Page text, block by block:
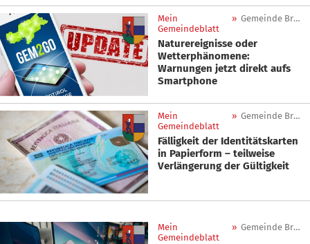
Mein
Gemeindeblatt
» Gemeinde Brenner
Naturereignisse oder
Wetterphänomene:
Warnungen jetzt direkt aufs
Smartphone
Mein
Gemeindeblatt
» Gemeinde Brenner
Fälligkeit der Identitätskarten
in Papierform – teilweise
Verlängerung der Gültigkeit
Mein
Gemeindeblatt
» Gemeinde Brenner